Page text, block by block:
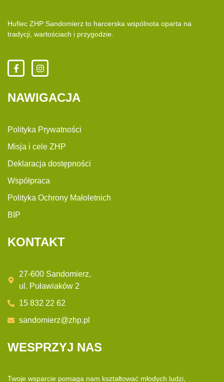
Hufiec ZHP Sandomierz to harcerska wspólnota oparta na
tradycji, wartościach i przygodzie.
NAWIGACJA
Polityka Prywatności
Misja i cele ZHP
Deklaracja dostępności
Współpraca
Polityka Ochrony Małoletnich
BIP
KONTAKT
27-600 Sandomierz,
ul. Puławiaków 2
15 832 22 62
sandomierz@zhp.pl
WESPRZYJ NAS
Twoje wsparcie pomaga nam kształtować młodych ludzi,